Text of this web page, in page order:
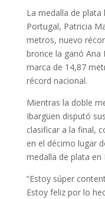
La medalla de
Portugal, Patricia
metros, nuevo
bronce la ganó Ana
marca de 14,87
récord nacional.
Mientras la doble
Ibargüen disputó
clasificar a la final,
en el décimo lugar
medalla de plata en
“Estoy súper
Estoy feliz por lo